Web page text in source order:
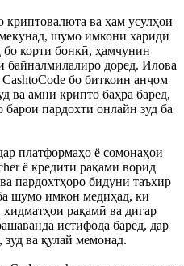
криптовалюта ва ҳам усулҳои
шумо имкони хариди
бо корти бонкӣ, ҳамчунин
байналмилалиро доред. Илова
бо биткоин анҷом
ва амни крипто баҳра баред,
пардохти онлайн зуд ба
платформаҳо ё сомонаҳои
ё кредити рақамӣ ворид
пардохтҳоро бидуни таъхир
шумо имкон медиҳад, ки
рақамӣ ва дигар
истифода баред, дар
ва қулай мемонад.